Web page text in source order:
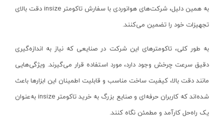
کمپرسور فندکی ماشین
کیت کمپرسور باد
بکس بادی ۳/۸ اینچ
بکس بادی ۱/۲ اینچ
بکس بادی ۳/۴ اینچ
به همین دلیل، شرکت‌های هوانوردی با سفارش تاکومتر insize دقت بالای
تجهیزات خود را تضمین می‌کنند.
به طور کلی، تاکومترهای این شرکت در صنایعی که نیاز به اندازه‌گیری
دقیق سرعت چرخش وجود دارد، مورد استفاده قرار می‌گیرند. ویژگی‌هایی
مانند دقت بالا، کیفیت ساخت مناسب و قابلیت اطمینان این ابزارها باعث
شده‌اند که کاربران حرفه‌ای و صنایع بزرگ به خرید تاکومتر insizeبه‌عنوان
یک راه‌حل کارآمد و مطمئن نگاه کنند.